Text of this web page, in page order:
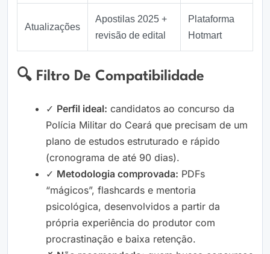
Atualizações
Apostilas 2025 +
revisão de edital
Plataforma
Hotmart
🔍 Filtro De Compatibilidade
✓ Perfil ideal: candidatos ao concurso da
Polícia Militar do Ceará que precisam de um
plano de estudos estruturado e rápido
(cronograma de até 90 dias).
✓ Metodologia comprovada: PDFs
“mágicos”, flashcards e mentoria
psicológica, desenvolvidos a partir da
própria experiência do produtor com
procrastinação e baixa retenção.